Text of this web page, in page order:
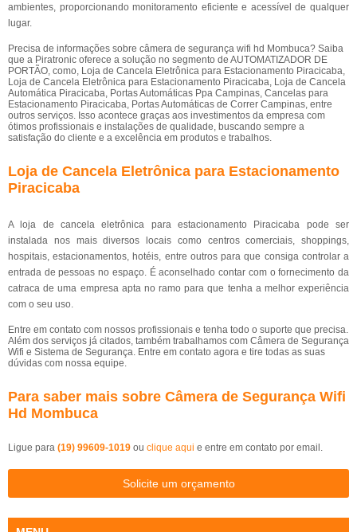
ambientes, proporcionando monitoramento eficiente e acessível de qualquer
lugar.
Precisa de informações sobre câmera de segurança wifi hd Mombuca? Saiba
que a Piratronic oferece a solução no segmento de AUTOMATIZADOR DE
PORTÃO, como, Loja de Cancela Eletrônica para Estacionamento Piracicaba,
Loja de Cancela Eletrônica para Estacionamento Piracicaba, Loja de Cancela
Automática Piracicaba, Portas Automáticas Ppa Campinas, Cancelas para
Estacionamento Piracicaba, Portas Automáticas de Correr Campinas, entre
outros serviços. Isso acontece graças aos investimentos da empresa com
ótimos profissionais e instalações de qualidade, buscando sempre a
satisfação do cliente e a excelência em produtos e trabalhos.
Loja de Cancela Eletrônica para Estacionamento
Piracicaba
A loja de cancela eletrônica para estacionamento Piracicaba pode ser
instalada nos mais diversos locais como centros comerciais, shoppings,
hospitais, estacionamentos, hotéis, entre outros para que consiga controlar a
entrada de pessoas no espaço. É aconselhado contar com o fornecimento da
catraca de uma empresa apta no ramo para que tenha a melhor experiência
com o seu uso.
Entre em contato com nossos profissionais e tenha todo o suporte que precisa.
Além dos serviços já citados, também trabalhamos com Câmera de Segurança
Wifi e Sistema de Segurança. Entre em contato agora e tire todas as suas
dúvidas com nossa equipe.
Para saber mais sobre Câmera de Segurança Wifi
Hd Mombuca
Ligue para (19) 99609-1019 ou clique aqui e entre em contato por email.
Solicite um orçamento